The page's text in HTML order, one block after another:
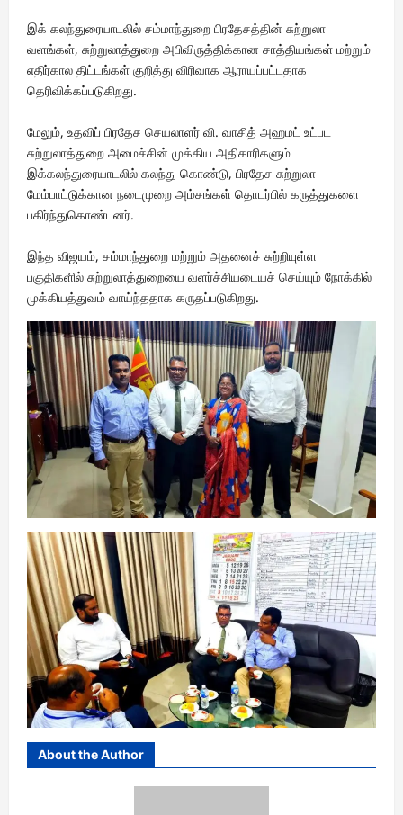
இக் கலந்துரையாடலில் சம்மாந்துறை பிரதேசத்தின் சுற்றுலா
வளங்கள், சுற்றுலாத்துறை அபிவிருத்திக்கான சாத்தியங்கள் மற்றும்
எதிர்கால திட்டங்கள் குறித்து விரிவாக ஆராயப்பட்டதாக
தெரிவிக்கப்படுகிறது.
மேலும், உதவிப் பிரதேச செயலாளர் வி. வாசித் அஹமட் உட்பட
சுற்றுலாத்துறை அமைச்சின் முக்கிய அதிகாரிகளும்
இக்கலந்துரையாடலில் கலந்து கொண்டு, பிரதேச சுற்றுலா
மேம்பாட்டுக்கான நடைமுறை அம்சங்கள் தொடர்பில் கருத்துகளை
பகிர்ந்துகொண்டனர்.
இந்த விஜயம், சம்மாந்துறை மற்றும் அதனைச் சுற்றியுள்ள
பகுதிகளில் சுற்றுலாத்துறையை வளர்ச்சியடையச் செய்யும் நோக்கில்
முக்கியத்துவம் வாய்ந்ததாக கருதப்படுகிறது.
About the Author